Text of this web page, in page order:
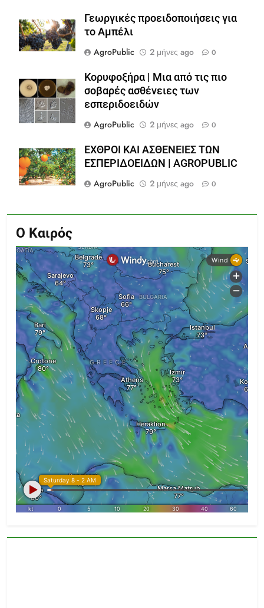
Γεωργικές προειδοποιήσεις για
το Αμπέλι
AgroPublic
2 μήνες ago 0
Κορυφοξήρα | Μια από τις πιο
σοβαρές ασθένειες των
εσπεριδοειδών
AgroPublic
2 μήνες ago 0
ΕΧΘΡΟΙ ΚΑΙ ΑΣΘΕΝΕΙΕΣ ΤΩΝ
ΕΣΠΕΡΙΔΟΕΙΔΩΝ | AGROPUBLIC
AgroPublic
2 μήνες ago 0
Ο Καιρός